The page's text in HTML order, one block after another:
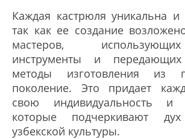
Каждая кастрюля уникальна и
так как ее создание
мастеров,
инструменты и
методы изготовления из
поколение. Это придает
свою индивидуальность и
которые подчеркивают
узбекской культуры.